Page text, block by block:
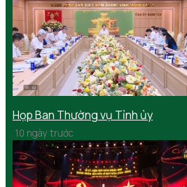
Họp Ban Thường vụ Tỉnh ủy
10 ngày trước